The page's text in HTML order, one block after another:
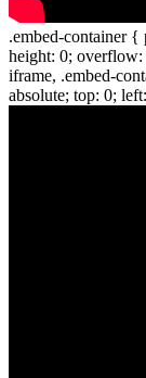
.embed-container {
height: 0;
iframe, .embed-
absolute; top: 0;